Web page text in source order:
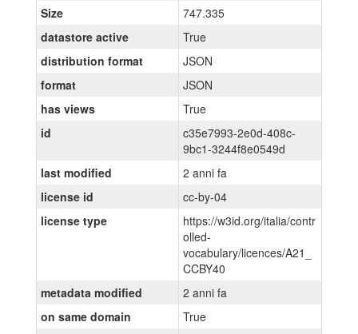
Size
747.335
datastore active
True
distribution format
JSON
format
JSON
has views
True
id
c35e7993-2e0d-408c-
9bc1-3244f8e0549d
last modified
2 anni fa
license id
cc-by-04
license type
https://w3id.org/italia/contr
olled-
vocabulary/licences/A21_
CCBY40
metadata modified
2 anni fa
on same domain
True